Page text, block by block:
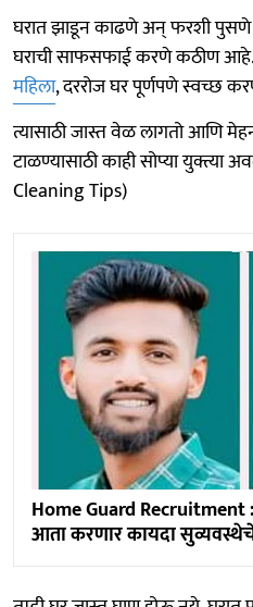
घरात झाडून काढणे अन् फरशी
घराची साफसफाई करणे कठीण आहे.
महिला, दररोज घर पूर्णपणे स्वच्छ
त्यासाठी जास्त वेळ लागतो आणि
टाळण्यासाठी काही सोप्या
Cleaning Tips)
Home Guard
आता करणार कायदा